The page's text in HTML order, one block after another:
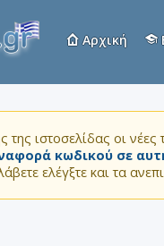
Αρχική
ιστοσελίδας οι
κωδικού σε
ελέγξτε και τα